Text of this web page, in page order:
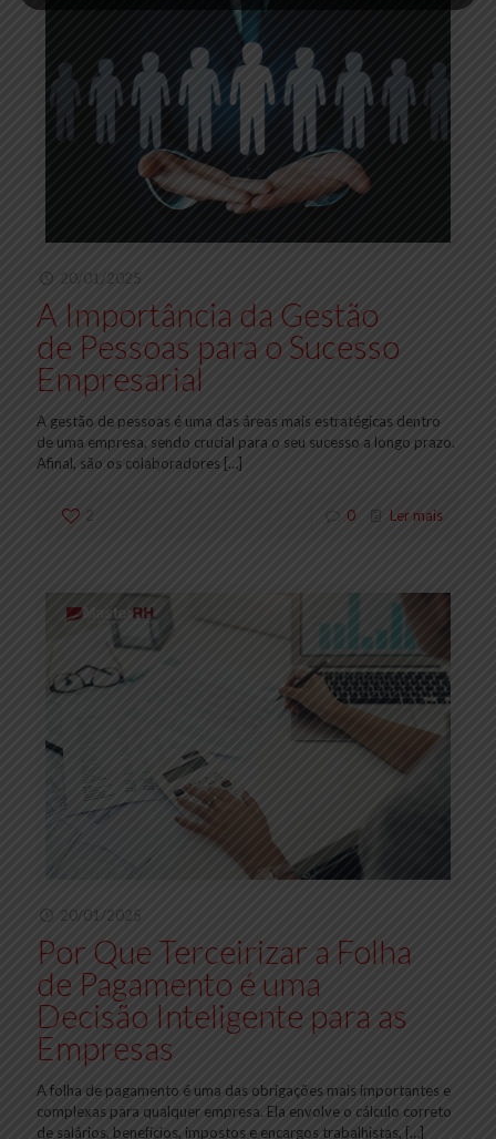
20/01/2025
A Importância da Gestão
de Pessoas para o Sucesso
Empresarial
A gestão de pessoas é uma das áreas mais estratégicas dentro
de uma empresa, sendo crucial para o seu sucesso a longo prazo.
Afinal, são os colaboradores […]
2 0 Ler mais
20/01/2025
Por Que Terceirizar a Folha
de Pagamento é uma
Decisão Inteligente para as
Empresas
A folha de pagamento é uma das obrigações mais importantes e
complexas para qualquer empresa. Ela envolve o cálculo correto
de salários, benefícios, impostos e encargos trabalhistas, […]